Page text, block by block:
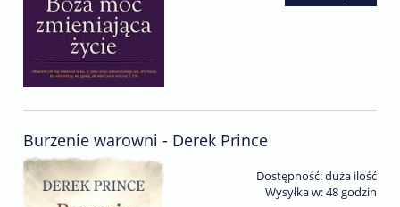
Burzenie warowni - Derek Prince
Dostępność:duża ilość
Wysyłka w:48 godzin